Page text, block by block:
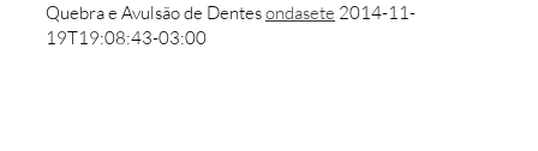
Quebra e Avulsão de Dentesondasete 2014-11-
19T19:08:43-03:00